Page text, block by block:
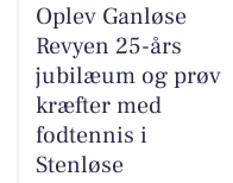
Oplev Ganløse
Revyen 25-års
jubilæum og prøv
kræfter med
fodtennis i
Stenløse